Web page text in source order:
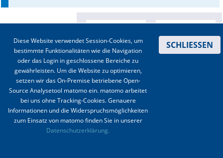
Bestell-Service
Stellenmarkt
Kongresskalender
Impressum Datenschutz
Diese Website verwendet Session-Cookies, um
bestimmte Funktionalitäten wie die Navigation
oder das Login in geschlossene Bereiche zu
gewährleisten. Um die Website zu optimieren,
setzen wir das On-Premise betriebene Open-
Source Analysetool matomo ein. matomo arbeitet
bei uns ohne Tracking-Cookies. Genauere
Informationen und die Widerspruchsmöglichkeiten
zum Einsatz von matomo finden Sie in unserer
Datenschutzerklärung.
SCHLIESSEN